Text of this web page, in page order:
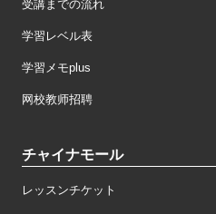
受講までの流れ
学習レベル表
学習メモplus
网校教师招聘
チャイナモール
レッスンチケット